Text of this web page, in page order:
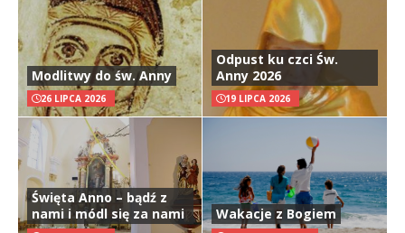
Modlitwy do św. Anny
26 LIPCA 2026
Odpust ku czci Św.
Anny 2026
19 LIPCA 2026
Święta Anno – bądź z
nami i módl się za nami
Wakacje z Bogiem